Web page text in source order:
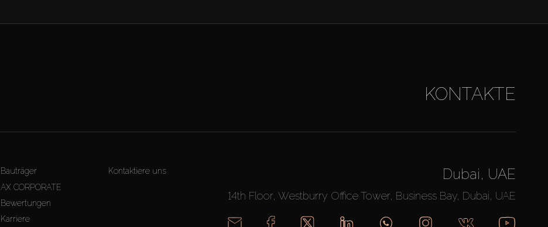
KONTAKTE
Bauträger
AX CORPORATE
Bewertungen
Karriere
Kontaktiere uns Dubai, UAE
14th Floor, Westburry Office Tower, Business Bay, Dubai, UAE